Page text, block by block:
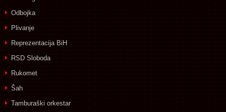
Odbojka
Plivanje
Reprezentacija BiH
RSD Sloboda
Rukomet
Šah
Tamburaški orkestar